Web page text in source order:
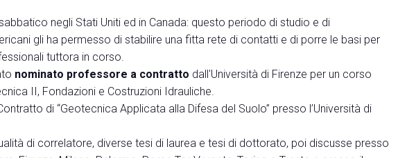
negli Stati Uniti ed in Canada: questo periodo di studio e di
gli ha permesso di stabilire una fitta rete di contatti e di porre le basi per
tuttora in corso.
nominato professore a contratto dall'Università di Firenze per un corso
II, Fondazioni e Costruzioni Idrauliche.
di “Geotecnica Applicata alla Difesa del Suolo” presso l’Università di
di correlatore, diverse tesi di laurea e tesi di dottorato, poi discusse presso